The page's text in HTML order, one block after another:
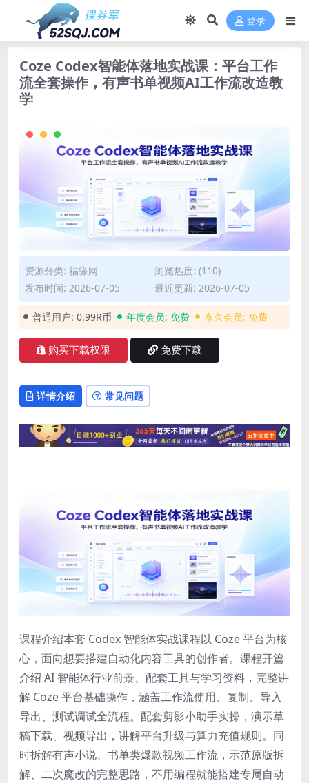
登录
Coze Codex智能体落地实战课：平台工作
流全套操作，有声书单视频AI工作流改造教
学
资源分类: 福缘网
浏览热度: (110)
发布时间: 2026-07-05
最近更新: 2026-07-05
普通用户: 0.99R币 年度会员: 免费 永久会员: 免费
购买下载权限 免费下载
详情介绍 常见问题
课程介绍本套 Codex 智能体实战课程以 Coze 平台为核
心，面向想要搭建自动化内容工具的创作者。课程开篇
介绍 AI 智能体行业前景、配套工具与学习资料，完整讲
解 Coze 平台基础操作，涵盖工作流使用、复制、导入
导出、测试调试全流程。配套剪影小助手实操，演示草
稿下载、视频导出，讲解平台升级与算力充值规则。同
时拆解有声小说、书单类爆款视频工作流，示范原版拆
解、二次魔改的完整思路，不用编程就能搭建专属自动